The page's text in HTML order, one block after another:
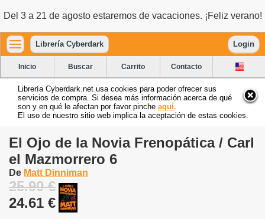
Del 3 a 21 de agosto estaremos de vacaciones. ¡Feliz verano!
Librería Cyberdark Login
Inicio Buscar Carrito Contacto
Librería Cyberdark.net usa cookies para poder ofrecer sus
servicios de compra. Si desea más información acerca de qué
son y en qué le afectan por favor pinche aquí
El uso de nuestro sitio web implica la aceptación de estas cookies.
El Ojo de la Novia Frenopática / Carl
el Mazmorrero 6
De Matt Dinniman
25.90 €
24.61 €